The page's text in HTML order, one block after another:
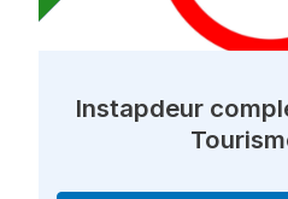
Instapdeur